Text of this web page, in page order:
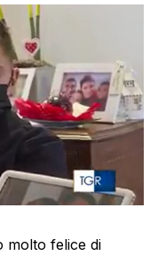
molto felice di